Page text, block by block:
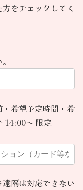
をチェックしてく
希望予定時間・希
14:00～ 限定
隔は対応できない